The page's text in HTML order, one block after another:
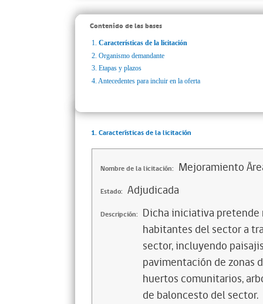
Contenido de las bases
1. Características de la licitación
2. Organismo demandante
3. Etapas y plazos
4. Antecedentes para incluir en la oferta
1. Características de la licitación
Nombre de la licitación: Mejoramiento
Estado: Adjudicada
Descripción: Dicha iniciativa pretende
habitantes del sector a
sector, incluyendo
pavimentación de zonas
huertos comunitarios,
de baloncesto del sector.